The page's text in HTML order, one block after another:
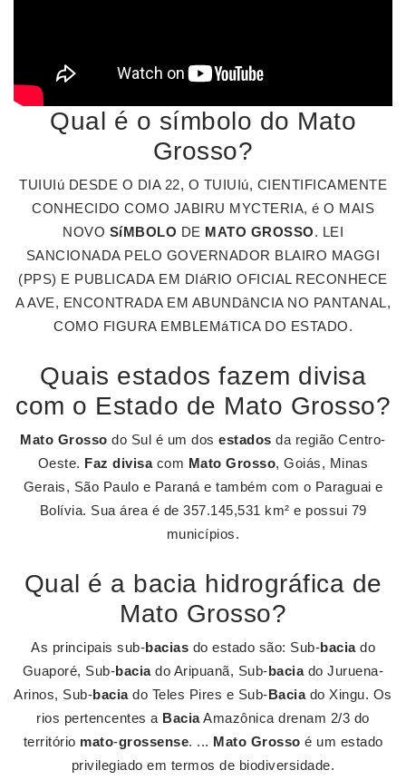
Qual é o símbolo do Mato
Grosso?
TUIUIú DESDE O DIA 22, O TUIUIú, CIENTIFICAMENTE
CONHECIDO COMO JABIRU MYCTERIA, é O MAIS
NOVO SíMBOLO DE MATO GROSSO. LEI
SANCIONADA PELO GOVERNADOR BLAIRO MAGGI
(PPS) E PUBLICADA EM DIáRIO OFICIAL RECONHECE
A AVE, ENCONTRADA EM ABUNDâNCIA NO PANTANAL,
COMO FIGURA EMBLEMáTICA DO ESTADO.
Quais estados fazem divisa
com o Estado de Mato Grosso?
Mato Grosso do Sul é um dosestados da região Centro-
Oeste. Faz divisacom Mato Grosso, Goiás, Minas
Gerais, São Paulo e Paraná e também com o Paraguai e
Bolívia. Sua área é de 357.145,531 km² e possui 79
municípios.
Qual é a bacia hidrográfica de
Mato Grosso?
As principais sub-bacias do estado são: Sub-baciado
Guaporé, Sub-baciado Aripuanã, Sub-baciado Juruena-
Arinos, Sub-baciado Teles Pires e Sub-Baciado Xingu. Os
rios pertencentes a BaciaAmazônica drenam 2/3 do
território mato-grossense. ... Mato Grosso é um estado
privilegiado em termos de biodiversidade.